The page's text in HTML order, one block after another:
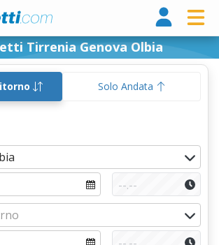
Tirrenia Genova Olbia
Solo Andata